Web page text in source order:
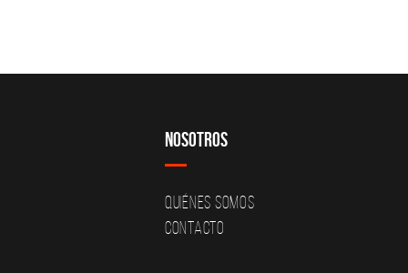
Nosotros
Quiénes Somos
Contacto